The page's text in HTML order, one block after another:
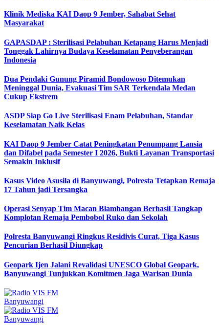
Klinik Mediska KAI Daop 9 Jember, Sahabat Sehat
Masyarakat
GAPASDAP : Sterilisasi Pelabuhan Ketapang Harus Menjadi
Tonggak Lahirnya Budaya Keselamatan Penyeberangan
Indonesia
Dua Pendaki Gunung Piramid Bondowoso Ditemukan
Meninggal Dunia, Evakuasi Tim SAR Terkendala Medan
Cukup Ekstrem
ASDP Siap Go Live Sterilisasi Enam Pelabuhan, Standar
Keselamatan Naik Kelas
KAI Daop 9 Jember Catat Peningkatan Penumpang Lansia
dan Difabel pada Semester I 2026, Bukti Layanan Transportasi
Semakin Inklusif
Kasus Video Asusila di Banyuwangi, Polresta Tetapkan Remaja
17 Tahun jadi Tersangka
Operasi Senyap Tim Macan Blambangan Berhasil Tangkap
Komplotan Remaja Pembobol Ruko dan Sekolah
Polresta Banyuwangi Ringkus Residivis Curat, Tiga Kasus
Pencurian Berhasil Diungkap
Geopark Ijen Jalani Revalidasi UNESCO Global Geopark,
Banyuwangi Tunjukkan Komitmen Jaga Warisan Dunia